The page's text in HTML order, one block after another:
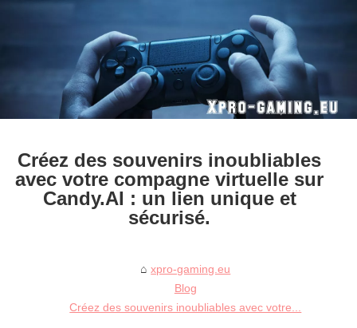
Créez des souvenirs inoubliables
avec votre compagne virtuelle sur
Candy.AI : un lien unique et
sécurisé.
xpro-gaming.eu
Blog
Créez des souvenirs inoubliables avec votre...